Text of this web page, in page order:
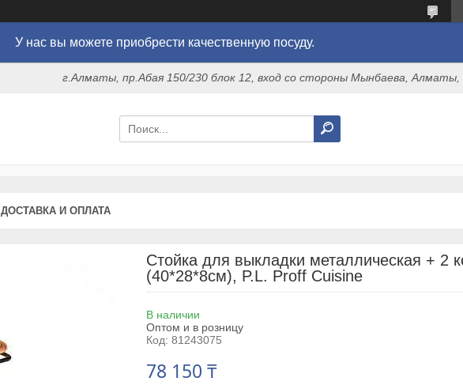
У нас вы можете приобрести качественную посуду.
г.Алматы, пр.Абая 150/230 блок 12, вход со стороны Мынбаева, Алматы,
ДОСТАВКА И ОПЛАТА
Стойка для выкладки металлическая + 2
(40*28*8см), P.L. Proff Cuisine
В наличии
Оптом и в розницу
Код: 81243075
78 150 ₸